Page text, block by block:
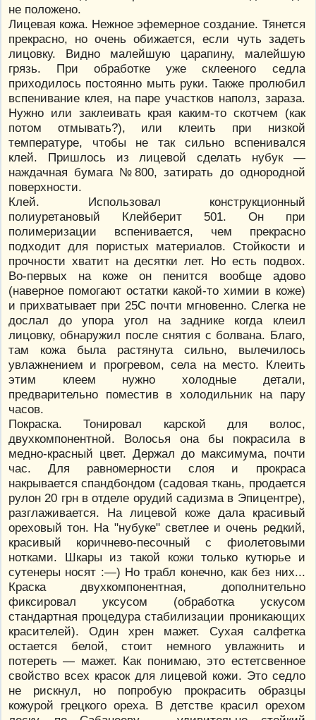
не положено.
Лицевая кожа. Нежное эфемерное создание. Тянется
прекрасно, но очень обижается, если чуть задеть
лицовку. Видно малейшую царапину, малейшую
грязь. При обработке уже склееного седла
приходилось постоянно мыть руки. Также пролюбил
вспенивание клея, на паре участков наполз, зараза.
Нужно или заклеивать края каким-то скотчем (как
потом отмывать?), или клеить при низкой
температуре, чтобы не так сильно вспенивался
клей. Пришлось из лицевой сделать нубук —
наждачная бумага №800, затирать до однородной
поверхности.
Клей. Использовал конструкционный
полиуретановый Клейберит 501. Он при
полимеризации вспенивается, чем прекрасно
подходит для пористых материалов. Стойкости и
прочности хватит на десятки лет. Но есть подвох.
Во-первых на коже он пенится вообще адово
(наверное помогают остатки какой-то химии в коже)
и прихватывает при 25С почти мгновенно. Слегка не
дослал до упора угол на заднике когда клеил
лицовку, обнаружил после снятия с болвана. Благо,
там кожа была растянута сильно, вылечилось
увлажнением и прогревом, села на место. Клеить
этим клеем нужно холодные детали,
предварительно поместив в холодильник на пару
часов.
Покраска. Тонировал карской для волос,
двухкомпонентной. Волосья она бы покрасила в
медно-красный цвет. Держал до максимума, почти
час. Для равномерности слоя и прокраса
накрывается спандбондом (садовая ткань, продается
рулон 20 грн в отделе орудий садизма в Эпицентре),
разглаживается. На лицевой коже дала красивый
ореховый тон. На "нубуке" светлее и очень редкий,
красивый коричнево-песочный с фиолетовыми
нотками. Шкары из такой кожи только кутюрье и
сутенеры носят :—) Но трабл конечно, как без них...
Краска двухкомпонентная, дополнительно
фиксировал уксусом (обработка ускусом
стандартная процедура стабилизации проникающих
красителей). Один хрен мажет. Сухая салфетка
остается белой, стоит немного увлажнить и
потереть — мажет. Как понимаю, это естетсвенное
свойство всех красок для лицевой кожи. Это седло
не рискнул, но попробую прокрасить образцы
кожурой грецкого ореха. В детстве красил орехом